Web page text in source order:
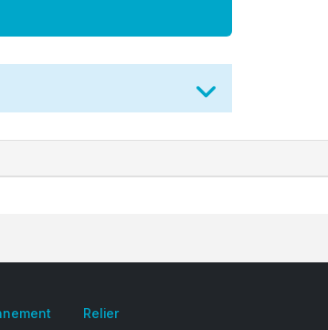
Relier